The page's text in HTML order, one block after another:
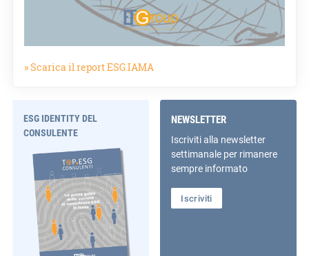
» Scarica il report ESG.IAMA
ESG IDENTITY DEL
CONSULENTE
NEWSLETTER
Iscriviti alla newsletter
settimanale per rimanere
sempre informato
Iscriviti